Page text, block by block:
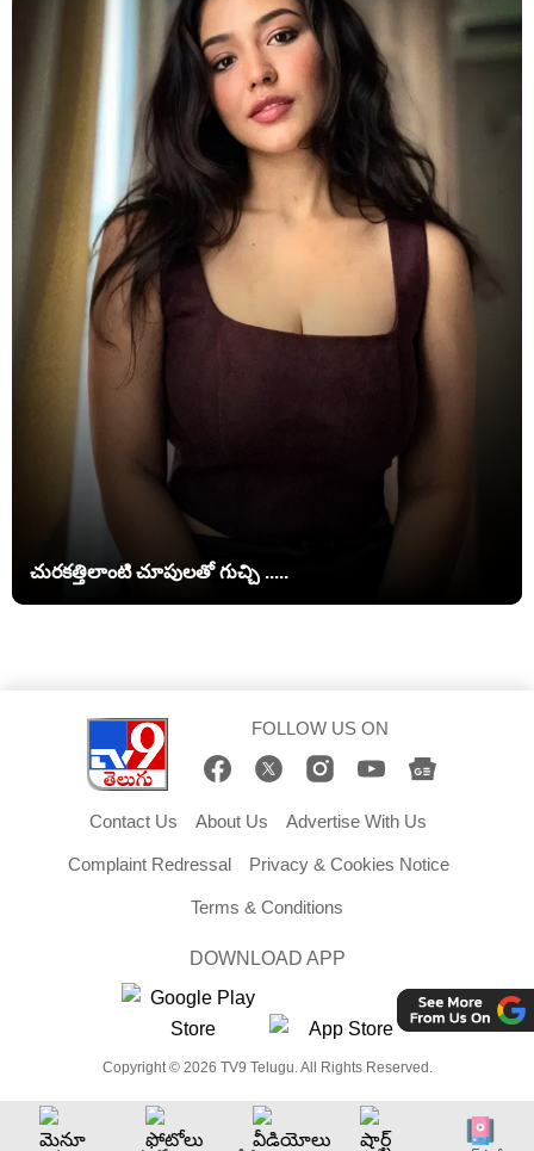
చురకత్తిలాంటి చూపులతో గుచ్చి .....
FOLLOW US ON
Contact Us About Us Advertise With Us
Complaint Redressal Privacy & Cookies Notice
Terms & Conditions
DOWNLOAD APP
Copyright © 2026 TV9 Telugu. All Rights Reserved.